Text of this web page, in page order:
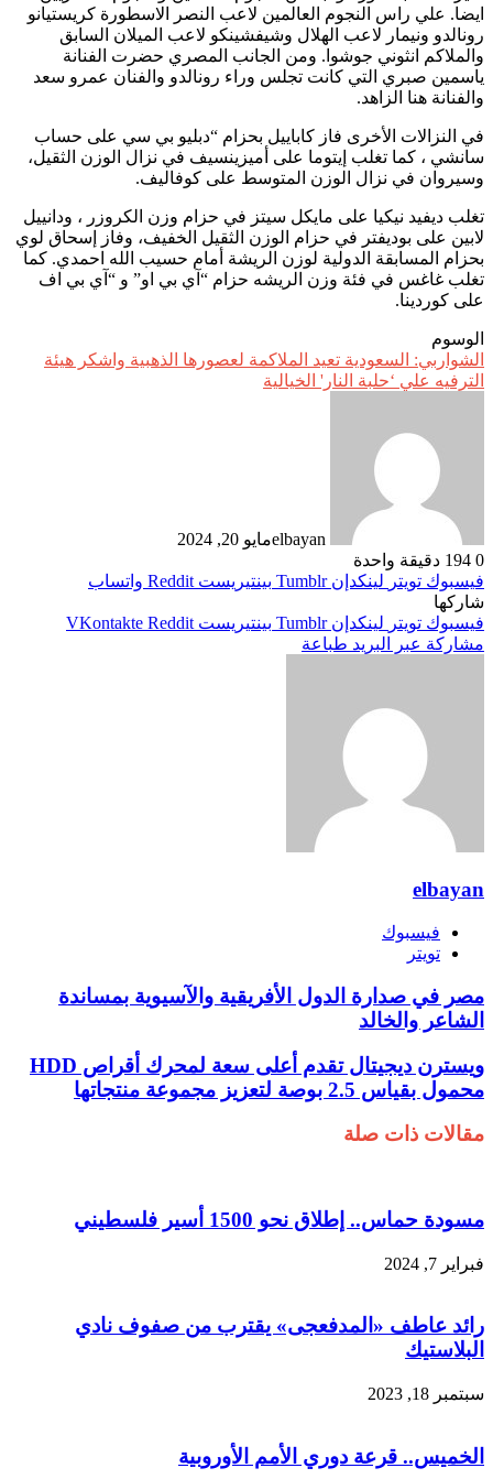
ايضا. علي راس النجوم العالمين لاعب النصر الاسطورة كريستيانو
رونالدو ونيمار لاعب الهلال وشيفشينكو لاعب الميلان السابق
والملاكم انثوني جوشوا. ومن الجانب المصري حضرت الفنانة
ياسمين صبري التي كانت تجلس وراء رونالدو والفنان عمرو سعد
والفنانة هنا الزاهد.
في النزالات الأخرى فاز كاباييل بحزام “دبليو بي سي على حساب
سانشي ، كما تغلب إيتوما على أميزينسيف في نزال الوزن الثقيل،
وسيروان في نزال الوزن المتوسط على كوفاليف.
تغلب ديفيد نيكيا على مايكل سيتز في حزام وزن الكروزر ، ودانييل
لابين على بوديفتر في حزام الوزن الثقيل الخفيف، وفاز إسحاق لوي
بحزام المسابقة الدولية لوزن الريشة أمام حسيب الله احمدي. كما
تغلب غاغس في فئة وزن الريشه حزام “آي بي او” و “آي بي اف
على كوردينا.
الوسوم
الشواربي: السعودية تعيد الملاكمة لعصورها الذهبية واشكر هيئة
الترفيه علي ‘حلبة النار' الخيالية
elbayanمايو 20, 2024
0
دقيقة واحدة
فيسبوك تويتر لينكدإن بينتيريست
واتساب
شاركها
فيسبوك تويتر لينكدإن بينتيريست
مشاركة عبر البريد طباعة
elbayan
فيسبوك
تويتر
مصر في صدارة الدول الأفريقية والآسيوية بمساندة
الشاعر والخالد
ويسترن ديجيتال تقدم أعلى سعة لمحرك أقراص HDD
محمول بقياس 2.5 بوصة لتعزيز مجموعة منتجاتها
مقالات ذات صلة
مسودة حماس.. إطلاق نحو 1500 أسير فلسطيني
فبراير 7, 2024
رائد عاطف «المدفعجى» يقترب من صفوف نادي
البلاستيك
سبتمبر 18, 2023
الخميس.. قرعة دوري الأمم الأوروبية